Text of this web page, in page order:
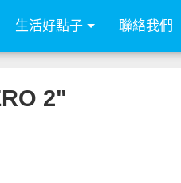
生活好點子 聯絡我們
2"